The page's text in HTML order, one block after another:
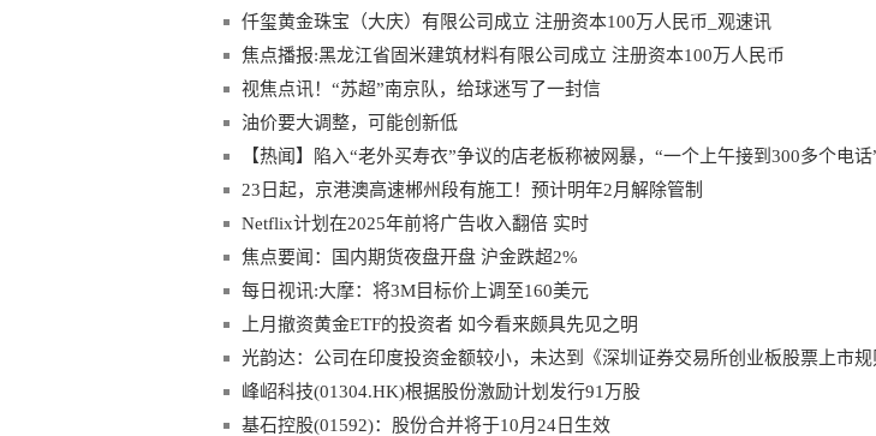
仟玺黄金珠宝（大庆）有限公司成立 注册资本100万人民币_观速讯
焦点播报:黑龙江省固米建筑材料有限公司成立 注册资本100万人民币
视焦点讯！“苏超”南京队，给球迷写了一封信
油价要大调整，可能创新低
【热闻】陷入“老外买寿衣”争议的店老板称被网暴，“一个上午接到300多个电话
23日起，京港澳高速郴州段有施工！预计明年2月解除管制
Netflix计划在2025年前将广告收入翻倍 实时
焦点要闻：国内期货夜盘开盘 沪金跌超2%
每日视讯:大摩：将3M目标价上调至160美元
上月撤资黄金ETF的投资者 如今看来颇具先见之明
光韵达：公司在印度投资金额较小，未达到《深圳证券交易所创业板股票上市规
规定的重大事项披露标准
峰岹科技(01304.HK)根据股份激励计划发行91万股
基石控股(01592)：股份合并将于10月24日生效